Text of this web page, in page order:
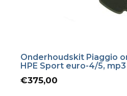
Onderhoudskit Piaggio
HPE Sport euro-4/5,
€375,00